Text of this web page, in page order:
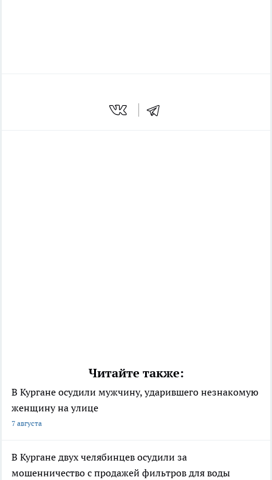
Читайте также:
В Кургане осудили мужчину, ударившего незнакомую
женщину на улице
7 августа
В Кургане двух челябинцев осудили за
мошенничество с продажей фильтров для воды